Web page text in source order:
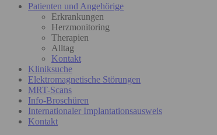
Patienten und Angehörige
Erkrankungen
Herzmonitoring
Therapien
Alltag
Kontakt
Kliniksuche
Elektromagnetische Störungen
MRT-Scans
Info-Broschüren
Internationaler Implantationsausweis
Kontakt